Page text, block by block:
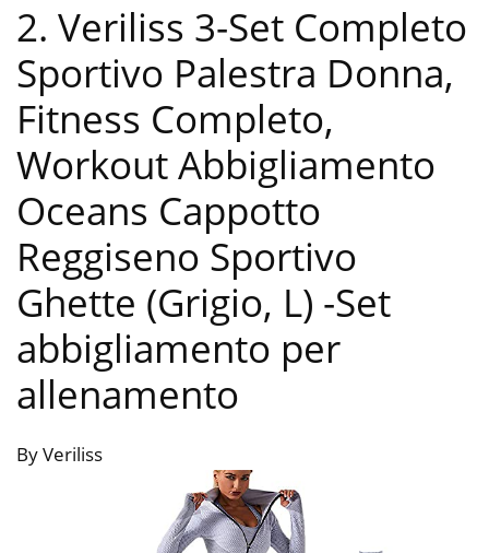
2. Veriliss 3-Set Completo
Sportivo Palestra Donna,
Fitness Completo,
Workout Abbigliamento
Oceans Cappotto
Reggiseno Sportivo
Ghette (Grigio, L) -Set
abbigliamento per
allenamento
By Veriliss